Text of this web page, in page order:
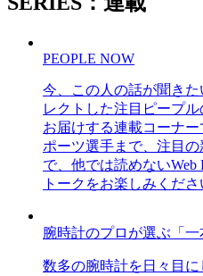
PEOPLE NOW
今、この人の話が聞き
レクトした注目ピープ
お届けする連載コーナ
ポーツ選手まで、注目
で、他では読めない
トークをお楽しみくださ
腕時計のプロが選ぶ「一
数多の腕時計を日々目に